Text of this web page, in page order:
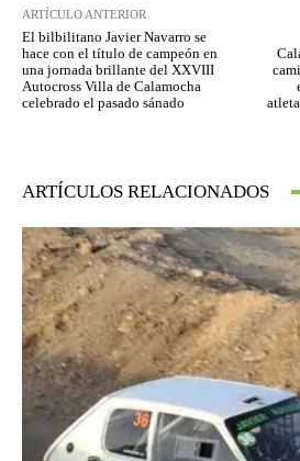
ARTÍCULO ANTERIOR
El bilbilitano Javier Navarro se
hace con el título de campeón en
una jornada brillante del XXVIII
Autocross Villa de Calamocha
celebrado el pasado sánado
ARTÍCULOS RELACIONADOS